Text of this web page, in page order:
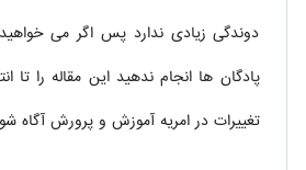
دوندگی زیادی ندارد پس اگر می
پادگان ها انجام ندهید این مقاله را تا
تغییرات در امریه آموزش و پرورش آگاه